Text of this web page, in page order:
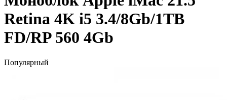
Retina 4K i5 3.4/8Gb/1TB
FD/RP 560 4Gb
Популярный